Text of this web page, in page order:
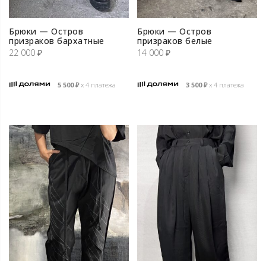
Брюки — Остров
призраков бархатные
22 000 ₽
5 500₽х 4 платежа
Брюки — Остров
призраков белые
14 000 ₽
3 500₽х 4 платежа